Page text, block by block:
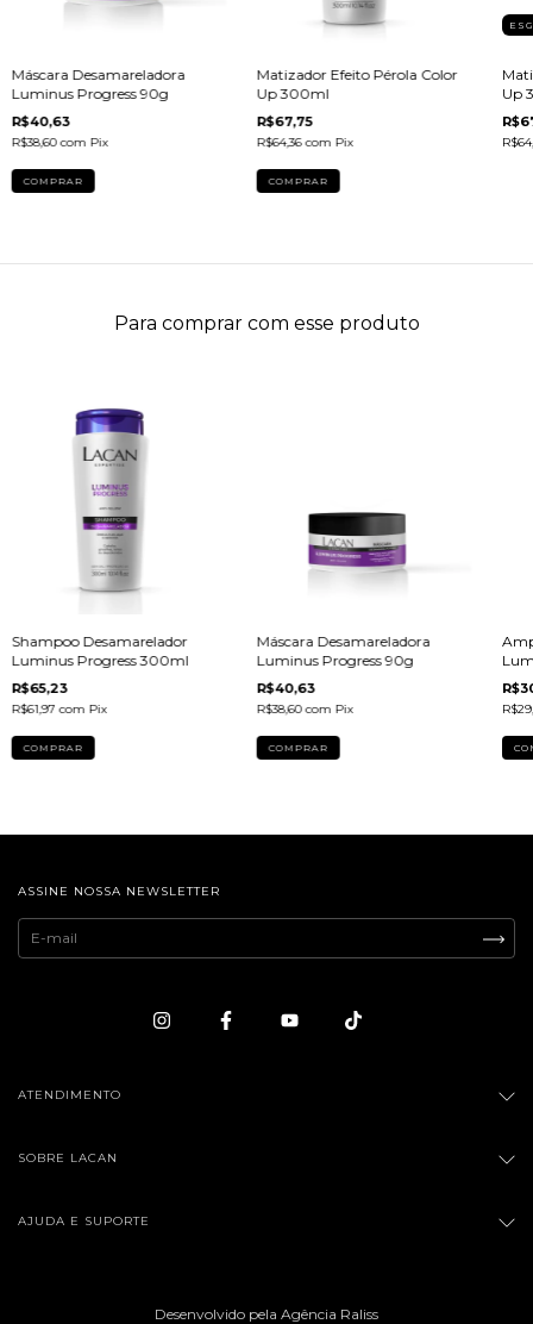
Máscara Desamareladora
Luminus Progress 90g
R$40,63
R$38,60com Pix
Matizador Efeito Pérola Color
Up 300ml
R$67,75
R$64,36com Pix
Up
Para comprar com esse produto
Shampoo Desamarelador
Luminus Progress 300ml
R$65,23
R$61,97com Pix
Máscara Desamareladora
Luminus Progress 90g
R$40,63
R$38,60com Pix
ASSINE NOSSA NEWSLETTER
ATENDIMENTO
SOBRE LACAN
AJUDA E SUPORTE
Desenvolvido pela Agência Raliss